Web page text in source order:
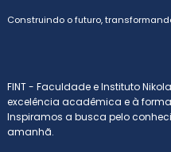
Construindo o futuro,
FINT - Faculdade e Instituto
excelência acadêmica e à
Inspiramos a busca pelo
amanhã.